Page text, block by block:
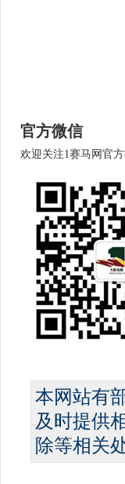
官方微信
欢迎关注1赛马网官
本网站有
及时提供
除等相关